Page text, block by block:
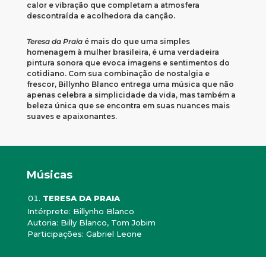
calor e vibração que completam a atmosfera
descontraída e acolhedora da canção.
Teresa da Praiaé mais do que uma simples
homenagem à mulher brasileira, é uma verdadeira
pintura sonora que evoca imagens e sentimentos do
cotidiano. Com sua combinação de nostalgia e
frescor, Billynho Blanco entrega uma música que não
apenas celebra a simplicidade da vida, mas também a
beleza única que se encontra em suas nuances mais
suaves e apaixonantes.
Músicas
TERESA DA PRAIA
Intérprete: Billynho Blanco
Autoria: Billy Blanco, Tom Jobim
Participações: Gabriel Leone